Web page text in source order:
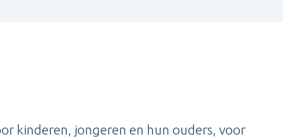
kinderen, jongeren en hun ouders, voor